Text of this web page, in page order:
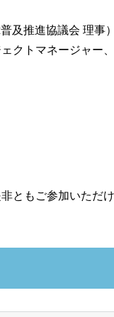
推進協議会 理
マネージャー、
ともご参加いただ